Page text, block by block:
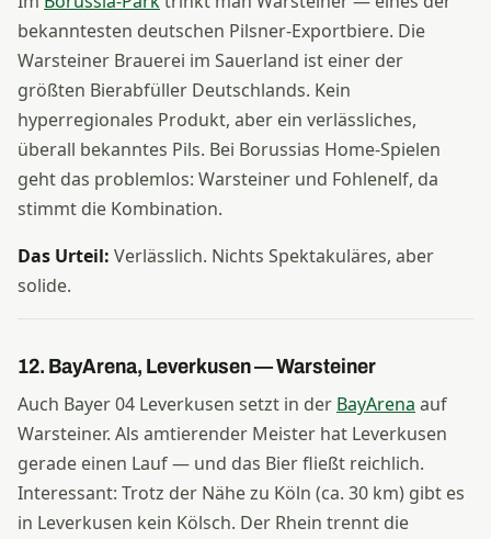
bekanntesten deutschen Pilsner-Exportbiere. Die
Warsteiner Brauerei im Sauerland ist einer der
größten Bierabfüller Deutschlands. Kein
hyperregionales Produkt, aber ein verlässliches,
überall bekanntes Pils. Bei Borussias Home-Spielen
geht das problemlos: Warsteiner und Fohlenelf, da
stimmt die Kombination.
Das Urteil: Verlässlich. Nichts Spektakuläres, aber
solide.
12. BayArena, Leverkusen — Warsteiner
Auch Bayer 04 Leverkusen setzt in der BayArena auf
Warsteiner. Als amtierender Meister hat Leverkusen
gerade einen Lauf — und das Bier fließt reichlich.
Interessant: Trotz der Nähe zu Köln (ca. 30 km) gibt es
in Leverkusen kein Kölsch. Der Rhein trennt die